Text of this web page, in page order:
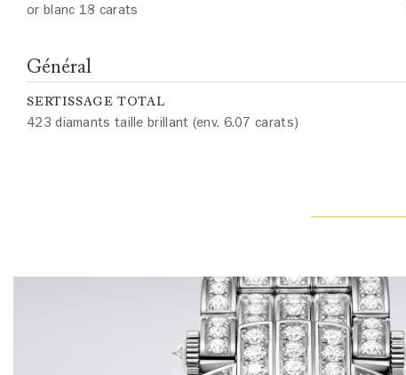
or blanc 18 carats
Général
SERTISSAGE TOTAL
423 diamants taille brillant (env. 6.07 carats)